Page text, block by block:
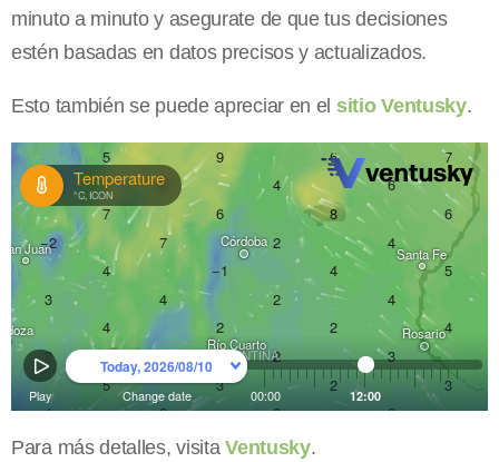
minuto a minuto y asegurate de que tus decisiones
estén basadas en datos precisos y actualizados.
Esto también se puede apreciar en el sitio Ventusky.
Para más detalles, visitaVentusky.